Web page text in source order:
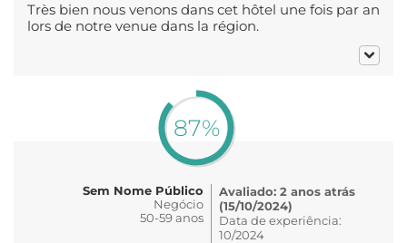
Très bien nous venons dans cet hôtel une fois par an
lors de notre venue dans la région.
87%
Sem Nome Público
Negócio
50-59 anos
Avaliado: 2 anos atrás
(15/10/2024)
Data de experiência:
10/2024